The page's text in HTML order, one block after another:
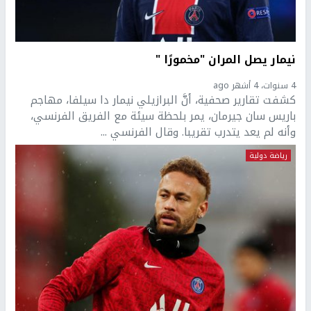
نيمار يصل المران "مخمورًا "
4 سنوات، 4 أشهر ago
كشفت تقارير صحفية، أنَّ البرازيلي نيمار دا سيلفا، مهاجم
باريس سان جيرمان، يمر بلحظة سيئة مع الفريق الفرنسي،
وأنه لم يعد يتدرب تقريبا. وقال الفرنسي ...
رياضة دولية